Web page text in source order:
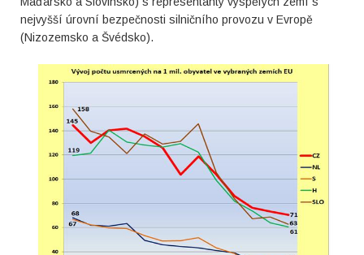
nejvyšší úrovní bezpečnosti silničního provozu v Evropě
(Nizozemsko a Švédsko).